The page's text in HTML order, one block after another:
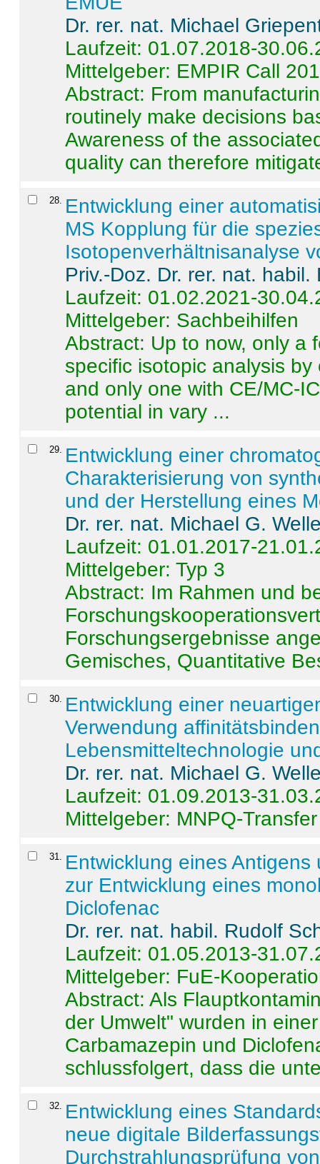
Dr. rer. nat. Michael
Laufzeit: 01.07.2018-
Mittelgeber: EMPIR Call
Abstract: From
routinely make decisions
Awareness of the
quality can therefore
28. Entwicklung einer
MS Kopplung für die
Isotopenverhältnisanalyse
Priv.-Doz. Dr. rer. nat.
Laufzeit: 01.02.2021-
Mittelgeber: Sachbeihilfen
Abstract: Up to now, only a
specific isotopic analysis
and only one with CE/MC-
potential in vary ...
29. Entwicklung einer
Charakterisierung von
und der Herstellung eines
Dr. rer. nat. Michael G.
Laufzeit: 01.01.2017-
Mittelgeber: Typ 3
Abstract: Im Rahmen und
Forschungsergebnisse
Gemisches, Quantitative
30. Entwicklung einer
Verwendung
Lebensmitteltechnologie
Dr. rer. nat. Michael G.
Laufzeit: 01.09.2013-
Mittelgeber: MNPQ-Transfer
31. Entwicklung eines
zur Entwicklung eines
Diclofenac
Dr. rer. nat. habil. Rudolf
Laufzeit: 01.05.2013-
Mittelgeber: FuE-
Abstract:Als
der Umwelt" wurden in
Carbamazepin und
schlussfolgert, dass die
32. Entwicklung eines
neue digitale
Durchstrahlungsprüfung